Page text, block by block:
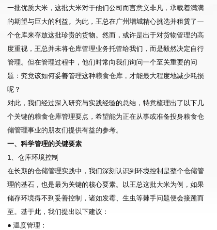
一批优质大米，这批大米对于他们公司而言意义非凡，承载着满满
的期望与巨大的利益。为此，王总在广州增城精心挑选并租赁了一
个仓库来存放这批珍贵的货物。然而，或许是出于对货物管理的高
度重视，王总并未将仓库管理业务托管给我们，而是毅然决定自行
管理。但在管理过程中，他们时常向我们询问一个至关重要的问
题：究竟该如何妥善管理这种粮食仓库 ，才能最大程度地减少耗损
呢？
对此，我们经过深入研究与实践经验的总结，特意梳理出了以下几
个关键的粮食仓库管理要点，希望能为正在从事或准备投身粮食仓
储管理事业的朋友们提供有益的参考。
一、科学管理的关键要素
1、仓库环境控制
在长期的仓储管理实践中，我们深刻认识到环境控制是整个仓储管
理的基石，也是最为关键的核心要素。以王总这批大米为例，如果
储存环境得不到妥善控制，诸如发霉、生虫等棘手问题便会接踵而
至。基于此，我们提出以下建议：
● 温度管理：